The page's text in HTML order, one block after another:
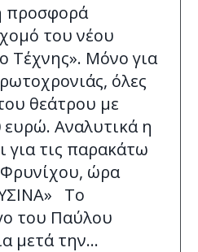
προσφορά
του νέου
Τέχνης». Μόνο για
όλες
θεάτρου με
ευρώ. Αναλυτικά η
για τις παρακάτω
ώρα
Το
του Παύλου
μετά την…